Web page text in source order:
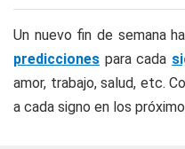
Un nuevo fin de semana
predicciones para cada
amor, trabajo, salud, etc.
a cada signo en los